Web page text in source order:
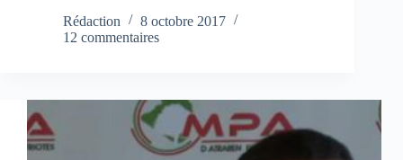
Rédaction
8 octobre 2017
12 commentaires